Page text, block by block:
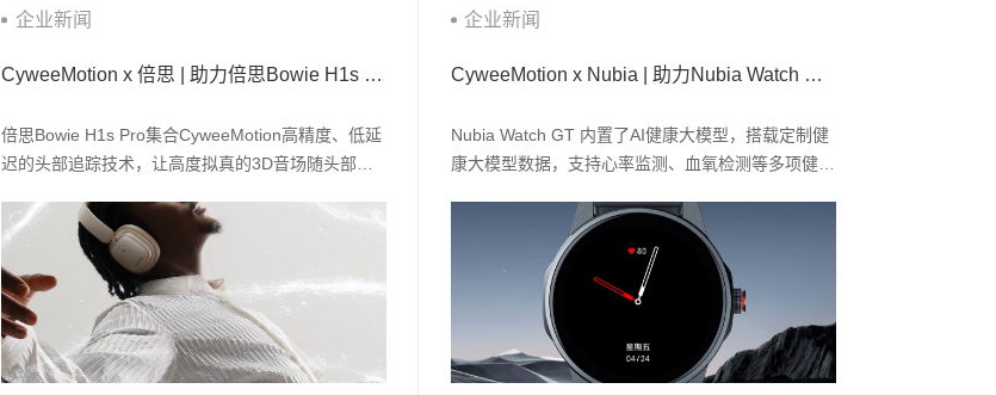
企业新闻
CyweeMotion x 倍思 | 助力倍思Bowie H1s Pro实现头部追踪空间音频
倍思Bowie H1s Pro集合CyweeMotion高精度、低延
迟的头部追踪技术，让高度拟真的3D音场随头部动
企业新闻
CyweeMotion x Nubia | 助力Nubia Watch GT 新品上市
Nubia Watch GT 内置了AI健康大模型，搭载定制健
康大模型数据，支持心率监测、血氧检测等多项健康
感运动解决方案，以专业的运动算法赋予智能手表全